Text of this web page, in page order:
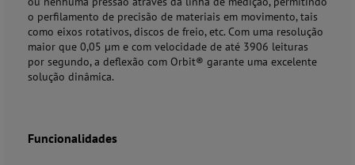
o perfilamento de precisão de materiais em movimento, tais
como eixos rotativos, discos de freio, etc. Com uma resolução
maior que 0,05 µm e com velocidade de até 3906 leituras
por segundo, a deflexão com Orbit® garante uma excelente
solução dinâmica.
Funcionalidades